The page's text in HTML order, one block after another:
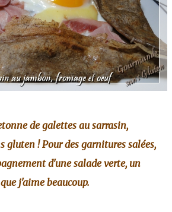
de galettes au sarrasin,
gluten ! Pour des garnitures salées,
d'une salade verte, un
j'aime beaucoup.